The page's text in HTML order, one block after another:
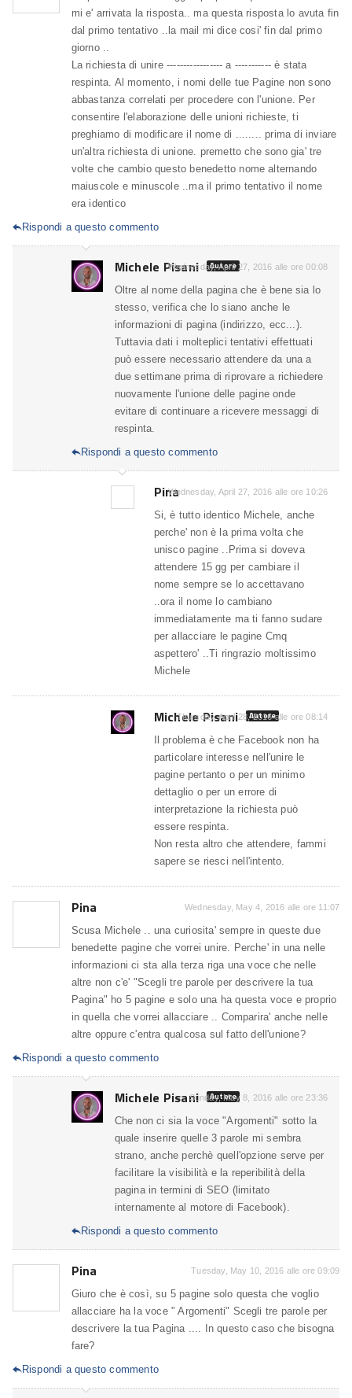
mi e' arrivata la risposta.. ma questa risposta lo avuta fin
dal primo tentativo ..la mail mi dice cosi' fin dal primo
giorno ..
La richiesta di unire ----------------- a ----------- è stata
respinta. Al momento, i nomi delle tue Pagine non sono
abbastanza correlati per procedere con l'unione. Per
consentire l'elaborazione delle unioni richieste, ti
preghiamo di modificare il nome di ........ prima di inviare
un'altra richiesta di unione. premetto che sono gia' tre
volte che cambio questo benedetto nome alternando
maiuscole e minuscole ..ma il primo tentativo il nome
era identico
Rispondi a questo commento
Michele Pisani Autore
Wednesday, April 27, 2016 alle ore 00:08
Oltre al nome della pagina che è bene sia lo
stesso, verifica che lo siano anche le
informazioni di pagina (indirizzo, ecc...).
Tuttavia dati i molteplici tentativi effettuati
può essere necessario attendere da una a
due settimane prima di riprovare a richiedere
nuovamente l'unione delle pagine onde
evitare di continuare a ricevere messaggi di
respinta.
Rispondi a questo commento
PinaWednesday, April 27, 2016 alle ore 10:26
Si, è tutto identico Michele, anche
perche' non è la prima volta che
unisco pagine ..Prima si doveva
attendere 15 gg per cambiare il
nome sempre se lo accettavano
..ora il nome lo cambiano
immediatamente ma ti fanno sudare
per allacciare le pagine Cmq
aspettero' ..Ti ringrazio moltissimo
Michele
Michele Pisani Autore
Thursday, April 28, 2016 alle ore 08:14
Il problema è che Facebook non ha
particolare interesse nell'unire le
pagine pertanto o per un minimo
dettaglio o per un errore di
interpretazione la richiesta può
essere respinta.
Non resta altro che attendere, fammi
sapere se riesci nell'intento.
Pina Wednesday, May 4, 2016 alle ore 11:07
Scusa Michele .. una curiosita' sempre in queste due
benedette pagine che vorrei unire. Perche' in una nelle
informazioni ci sta alla terza riga una voce che nelle
altre non c'e' "Scegli tre parole per descrivere la tua
Pagina" ho 5 pagine e solo una ha questa voce e proprio
in quella che vorrei allacciare .. Comparira' anche nelle
altre oppure c'entra qualcosa sul fatto dell'unione?
Rispondi a questo commento
Michele Pisani Autore
Sunday, May 8, 2016 alle ore 23:36
Che non ci sia la voce "Argomenti" sotto la
quale inserire quelle 3 parole mi sembra
strano, anche perchè quell'opzione serve per
facilitare la visibilità e la reperibilità della
pagina in termini di SEO (limitato
internamente al motore di Facebook).
Rispondi a questo commento
Pina Tuesday, May 10, 2016 alle ore 09:09
Giuro che è così, su 5 pagine solo questa che voglio
allacciare ha la voce " Argomenti" Scegli tre parole per
descrivere la tua Pagina .... In questo caso che bisogna
fare?
Rispondi a questo commento